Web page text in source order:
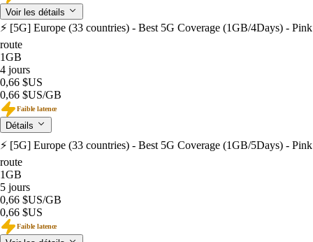
Voir les détails
⚡️ [5G] Europe (33 countries) - Best 5G Coverage (1GB/4Days) - Pink
route
1GB
4 jours
0,66 $US
0,66 $US/GB
Faible latence
Détails
⚡️ [5G] Europe (33 countries) - Best 5G Coverage (1GB/5Days) - Pink
route
1GB
5 jours
0,66 $US/GB
0,66 $US
Faible latence